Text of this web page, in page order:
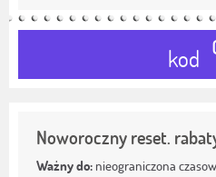
kod
Noworoczny reset.
Ważny do: nieograniczona